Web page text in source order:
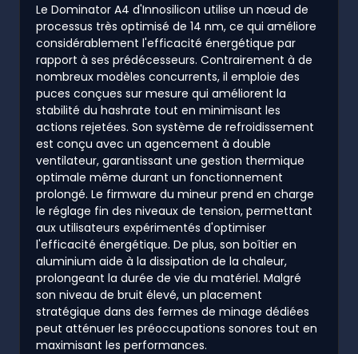
Le Dominator A4 d'Innosilicon utilise un nœud de
processus très optimisé de 14 nm, ce qui améliore
considérablement l'efficacité énergétique par
rapport à ses prédécesseurs. Contrairement à de
nombreux modèles concurrents, il emploie des
puces conçues sur mesure qui améliorent la
stabilité du hashrate tout en minimisant les
actions rejetées. Son système de refroidissement
est conçu avec un agencement à double
ventilateur, garantissant une gestion thermique
optimale même durant un fonctionnement
prolongé. Le firmware du mineur prend en charge
le réglage fin des niveaux de tension, permettant
aux utilisateurs expérimentés d'optimiser
l'efficacité énergétique. De plus, son boîtier en
aluminium aide à la dissipation de la chaleur,
prolongeant la durée de vie du matériel. Malgré
son niveau de bruit élevé, un placement
stratégique dans des fermes de minage dédiées
peut atténuer les préoccupations sonores tout en
maximisant les performances.